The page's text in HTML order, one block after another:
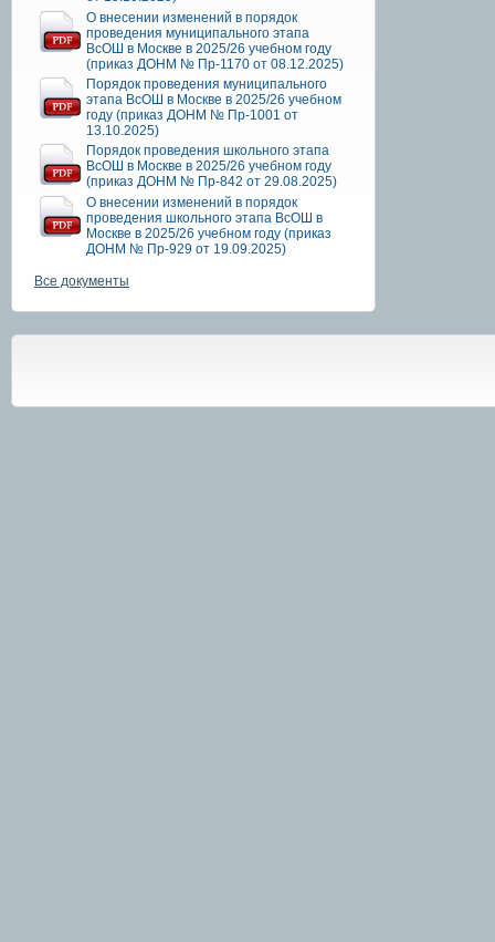
О внесении изменений в порядок
проведения муниципального этапа
ВсОШ в Москве в 2025/26 учебном году
(приказ ДОНМ № Пр-1170 от 08.12.2025)
Порядок проведения муниципального
этапа ВсОШ в Москве в 2025/26 учебном
году (приказ ДОНМ № Пр-1001 от
13.10.2025)
Порядок проведения школьного этапа
ВсОШ в Москве в 2025/26 учебном году
(приказ ДОНМ № Пр-842 от 29.08.2025)
О внесении изменений в порядок
проведения школьного этапа ВсОШ в
Москве в 2025/26 учебном году (приказ
ДОНМ № Пр-929 от 19.09.2025)
Все документы